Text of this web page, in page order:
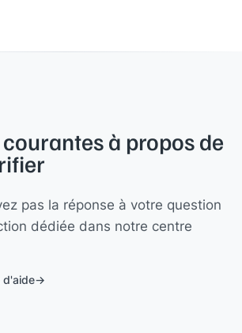
à propos de
pas la réponse à votre question
dédiée dans notre centre
d'aide